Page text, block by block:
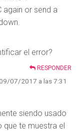
again or send a
el error?
RESPONDER
09/07/2017 a las 7:31
siendo usado
te muestra el